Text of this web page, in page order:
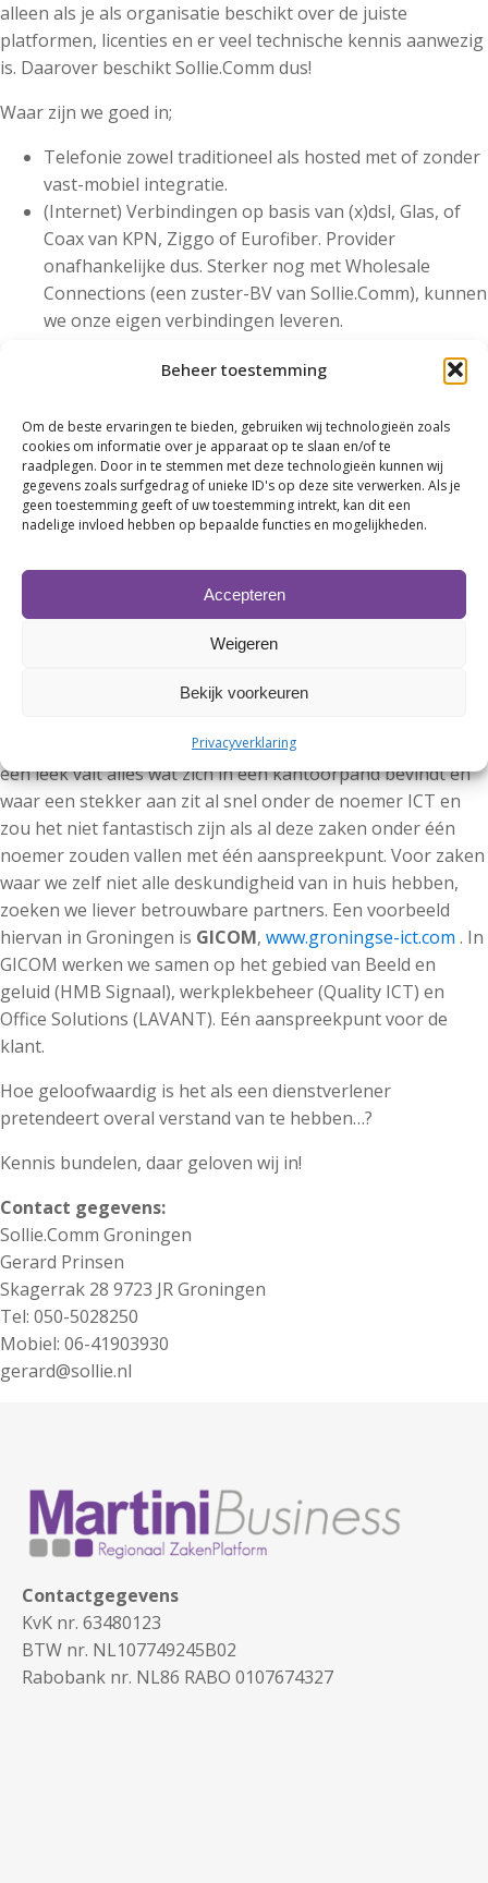
Beheer toestemming
Om de beste ervaringen te bieden, gebruiken wij technologieën zoals
cookies om informatie over je apparaat op te slaan en/of te
raadplegen. Door in te stemmen met deze technologieën kunnen wij
gegevens zoals surfgedrag of unieke ID's op deze site verwerken. Als je
geen toestemming geeft of uw toestemming intrekt, kan dit een
nadelige invloed hebben op bepaalde functies en mogelijkheden.
Accepteren
Weigeren
Bekijk voorkeuren
Privacyverklaring
alleen als je als organisatie beschikt over de juiste
platformen, licenties en er veel technische kennis aanwezig
is. Daarover beschikt Sollie.Comm dus!
Waar zijn we goed in;
Telefonie zowel traditioneel als hosted met of zonder
vast-mobiel integratie.
(Internet) Verbindingen op basis van (x)dsl, Glas, of
Coax van KPN, Ziggo of Eurofiber. Provider
onafhankelijke dus. Sterker nog met Wholesale
Connections (een zuster-BV van Sollie.Comm), kunnen
we onze eigen verbindingen leveren.
groeiende Aerohive partner in de Benelux en we zijn
Deze status betekent dat wij onze kennis en kunde op
orde hebben, aerohive-nederland.nl.
Bedrade netwerken, Routing en switching. De
oplevering van de patchkast is bij ons tot kunst
verheven.
VoIP, Voice over IP. Aangezien KPN stopt met de
analoge en ISDN-lijnen zullen wij met onze ervaring,
een nog grotere speler worden in deze markt.
Support, onze supportafdeling, met daar achter een
ICT is door de jaren heen een breed begrip geworden. Voor
een leek valt alles wat zich in een kantoorpand bevindt en
waar een stekker aan zit al snel onder de noemer ICT en
zou het niet fantastisch zijn als al deze zaken onder één
noemer zouden vallen met één aanspreekpunt. Voor zaken
waar we zelf niet alle deskundigheid van in huis hebben,
zoeken we liever betrouwbare partners. Een voorbeeld
hiervan in Groningen is GICOM, www.groningse-ict.com . In
GICOM werken we samen op het gebied van Beeld en
geluid (HMB Signaal), werkplekbeheer (Quality ICT) en
Office Solutions (LAVANT). Eén aanspreekpunt voor de
klant.
Hoe geloofwaardig is het als een dienstverlener
pretendeert overal verstand van te hebben…?
Kennis bundelen, daar geloven wij in!
Contact gegevens:
Sollie.Comm Groningen
Gerard Prinsen
Skagerrak 28 9723 JR Groningen
Tel: 050-5028250
Mobiel: 06-41903930
gerard@sollie.nl
Contactgegevens
KvK nr. 63480123
BTW nr. NL107749245B02
Rabobank nr. NL86 RABO 0107674327